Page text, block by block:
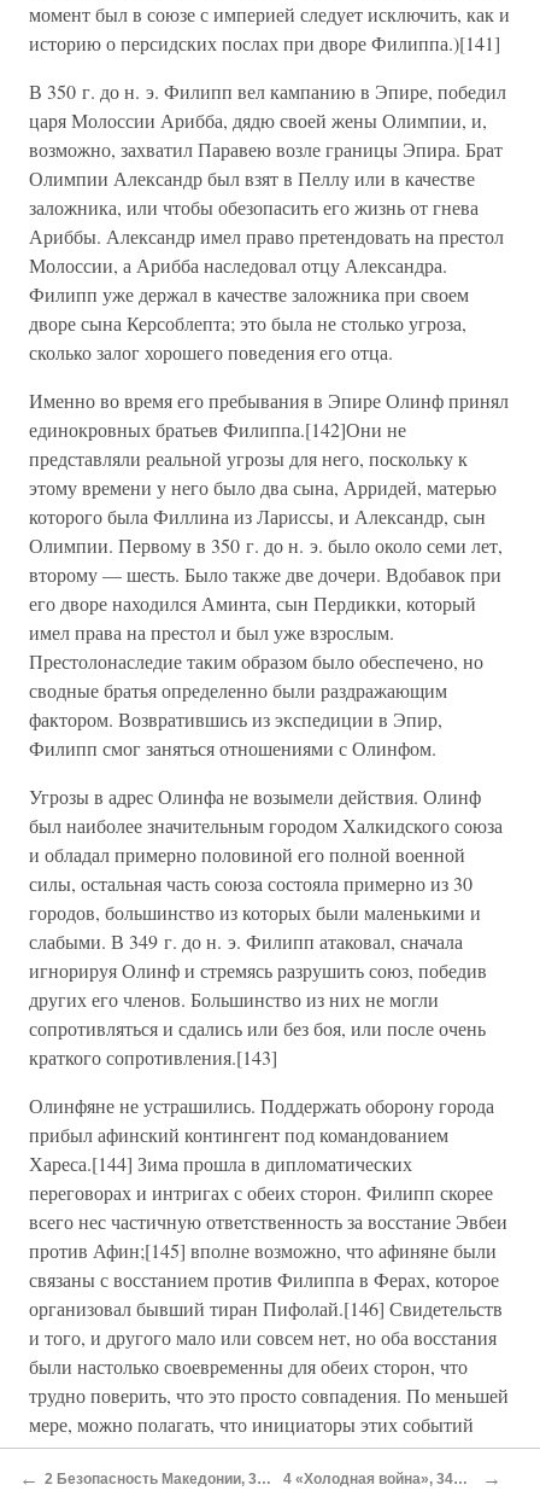
момент был в союзе с империей следует исключить, как и
историю о персидских послах при дворе Филиппа.)[141]
В 350 г. до н. э. Филипп вел кампанию в Эпире, победил
царя Молоссии Арибба, дядю своей жены Олимпии, и,
возможно, захватил Паравею возле границы Эпира. Брат
Олимпии Александр был взят в Пеллу или в качестве
заложника, или чтобы обезопасить его жизнь от гнева
Ариббы. Александр имел право претендовать на престол
Молоссии, а Арибба наследовал отцу Александра.
Филипп уже держал в качестве заложника при своем
дворе сына Керсоблепта; это была не столько угроза,
сколько залог хорошего поведения его отца.
Именно во время его пребывания в Эпире Олинф принял
единокровных братьев Филиппа.[142]Они не
представляли реальной угрозы для него, поскольку к
этому времени у него было два сына, Арридей, матерью
которого была Филлина из Лариссы, и Александр, сын
Олимпии. Первому в 350 г. до н. э. было около семи лет,
второму — шесть. Было также две дочери. Вдобавок при
его дворе находился Аминта, сын Пердикки, который
имел права на престол и был уже взрослым.
Престолонаследие таким образом было обеспечено, но
сводные братья определенно были раздражающим
фактором. Возвратившись из экспедиции в Эпир,
Филипп смог заняться отношениями с Олинфом.
Угрозы в адрес Олинфа не возымели действия. Олинф
был наиболее значительным городом Халкидского союза
и обладал примерно половиной его полной военной
силы, остальная часть союза состояла примерно из 30
городов, большинство из которых были маленькими и
слабыми. В 349 г. до н. э. Филипп атаковал, сначала
игнорируя Олинф и стремясь разрушить союз, победив
других его членов. Большинство из них не могли
сопротивляться и сдались или без боя, или после очень
краткого сопротивления.[143]
Олинфяне не устрашились. Поддержать оборону города
прибыл афинский контингент под командованием
Хареса.[144] Зима прошла в дипломатических
переговорах и интригах с обеих сторон. Филипп скорее
всего нес частичную ответственность за восстание Эвбеи
против Афин;[145] вполне возможно, что афиняне были
связаны с восстанием против Филиппа в Ферах, которое
организовал бывший тиран Пифолай.[146] Свидетельств
и того, и другого мало или совсем нет, но оба восстания
были настолько своевременны для обеих сторон, что
трудно поверить, что это просто совпадения. По меньшей
мере, можно полагать, что инициаторы этих событий
воспользовались занятостью Афин и Филиппа в Олинфе.
← 2 Безопасность Македонии, 359–354 гг. до н. э 4 «Холодная война», 346–340 гг. до н. э →